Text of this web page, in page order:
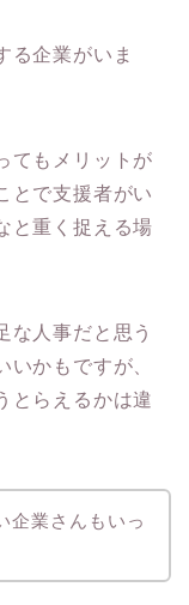
る企業がいま
てもメリットが
とで支援者がい
と重く捉える場
な人事だと思う
かもですが、
とらえるかは違
企業さんもいっ